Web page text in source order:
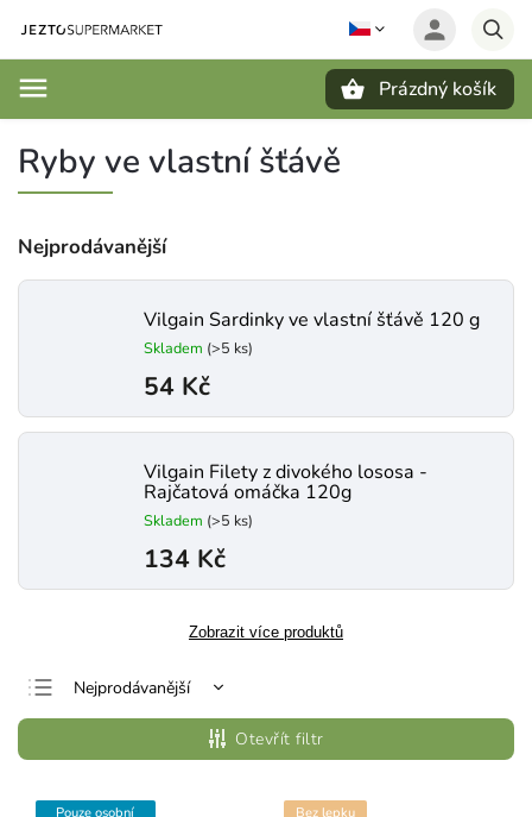
Prázdný košík
Ryby ve vlastní šťávě
Nejprodávanější
Vilgain Sardinky ve vlastní šťávě 120 g
Skladem (>5 ks)
54 Kč
Vilgain Filety z divokého lososa -
Rajčatová omáčka 120g
Skladem (>5 ks)
134 Kč
Zobrazit více produktů
Nejprodávanější
Nejlevnější
Nejdražší
Abecedně
Otevřít filtr
Pouze osobní
Bez lepku